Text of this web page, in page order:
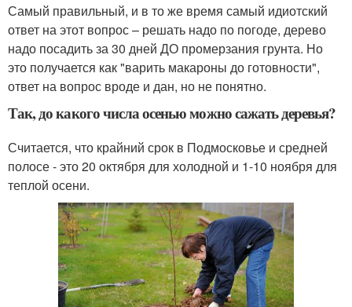
Самый правильный, и в то же время самый идиотский
ответ на этот вопрос – решать надо по погоде, дерево
надо посадить за 30 дней ДО промерзания грунта. Но
это получается как "варить макароны до готовности",
ответ на вопрос вроде и дан, но не понятно.
Так, до какого числа осенью можно сажать деревья?
Считается, что крайний срок в Подмосковье и средней
полосе - это 20 октября для холодной и 1-10 ноября для
теплой осени.